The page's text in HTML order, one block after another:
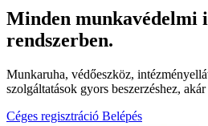
Minden munkavédelmi
rendszerben.
Munkaruha, védőeszköz,
szolgáltatások gyors beszerzéshez,
Céges regisztráció Belépés